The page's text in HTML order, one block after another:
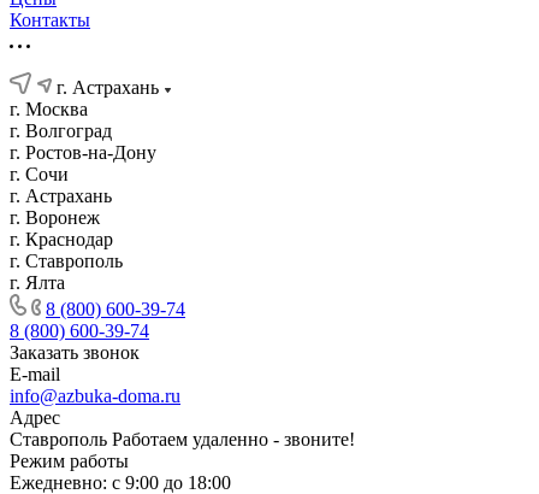
Контакты
г. Астрахань
г. Москва
г. Волгоград
г. Ростов-на-Дону
г. Сочи
г. Астрахань
г. Воронеж
г. Краснодар
г. Ставрополь
г. Ялта
8 (800) 600-39-74
8 (800) 600-39-74
Заказать звонок
E-mail
info@azbuka-doma.ru
Адрес
Ставрополь Работаем удаленно - звоните!
Режим работы
Ежедневно: с 9:00 до 18:00